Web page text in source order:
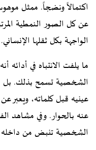
اكتمالاً ونضجاً. ممثل
عن كل الصور النمطية
الواجهة بكل ثقلها الإنساني.
ما يلفت الانتباه في أدائه
الشخصية تسمح بذلك. بل
عينيه قبل كلماته، ويعبر
عنه بالحوار. وفي مشاهد
الشخصية تنبض من داخله